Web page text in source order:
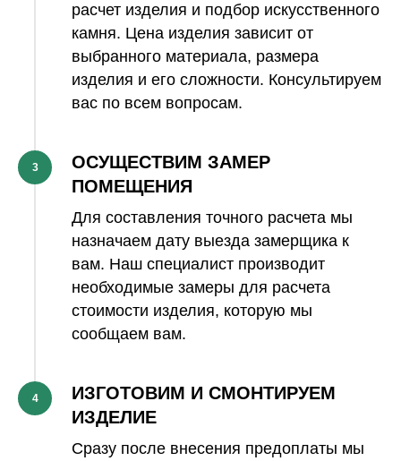
расчет изделия и подбор искусственного
камня. Цена изделия зависит от
выбранного материала, размера
изделия и его сложности. Консультируем
вас по всем вопросам.
3
ОСУЩЕСТВИМ ЗАМЕР
ПОМЕЩЕНИЯ
Для составления точного расчета мы
назначаем дату выезда замерщика к
вам. Наш специалист производит
необходимые замеры для расчета
стоимости изделия, которую мы
сообщаем вам.
4
ИЗГОТОВИМ И СМОНТИРУЕМ
ИЗДЕЛИЕ
Сразу после внесения предоплаты мы